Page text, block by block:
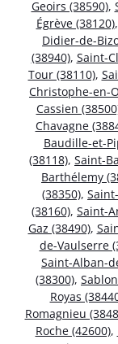
Geoirs (38590),
Égrève (38120),
Didier-de-
(38940), Saint-
Tour (38110),
Christophe-en-
Cassien
Chavagne
Baudille-et-
(38118), Saint-
Barthélemy
(38350),
(38160), Saint-
Gaz (38490),
de-Vaulserre
Saint-Alban-
(38300),
Royas
Romagnieu
Roche (42600),